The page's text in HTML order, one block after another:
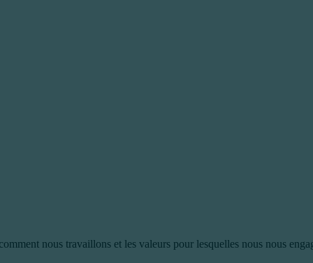
nous travaillons et les valeurs pour lesquelles nous nous